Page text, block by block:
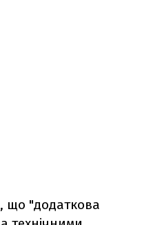
що "додаткова